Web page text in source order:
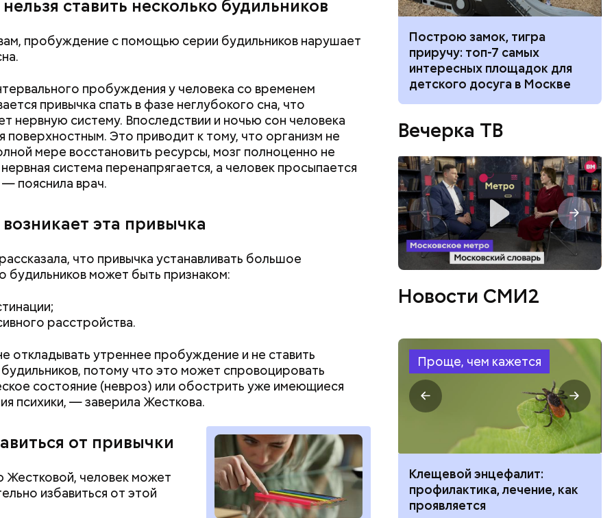
ставить несколько будильников
пробуждение с помощью серии будильников нарушает
пробуждения у человека со временем
привычка спать в фазе неглубокого сна, что
нервную систему. Впоследствии и ночью сон человека
поверхностным. Это приводит к тому, что организм не
мере восстановить ресурсы, мозг полноценно не
система перенапрягается, а человек просыпается
пояснила врач.
эта привычка
что привычка устанавливать большое
будильников может быть признаком:
расстройства.
откладывать утреннее пробуждение и не ставить
будильников, потому что это может спровоцировать
состояние (невроз) или обострить уже имеющиеся
психики, — заверила Жесткова.
от привычки
Жестковой, человек может
избавиться от этой
поцелуев отмечается с 1983 года. В некоторых
тематические вечеринки и флешмобы. Кроме того,
эту дату можно, отправив воздушный поцелуй
через социальные сети и мессенджеры.
случается» был инициирован Тайным обществом
людей, чтобы напомнить людям, что счастье на самом деле
Отпраздновать этот день можно, поделившись с
счастливыми моментами из своей жизни.
Прохлада после жары: какой
будет погода в Москве на
Интернет помнит все: почему
растет спрос на удаление
Сети
Построю замок, тигра
приручу: топ-7 самых
интересных площадок для
детского досуга в Москве
Вечерка ТВ
Новости СМИ2
Проще, чем кажется
Как узнать, снесут ли дом по
реновации в Москве: где
Как предотвратить развитие
диабета
Клещевой энцефалит:
профилактика, лечение, как
проявляется